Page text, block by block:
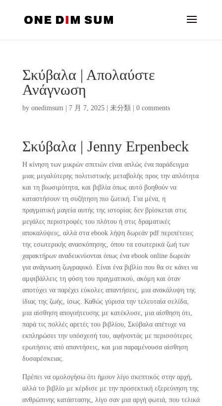
Σκύβαλα | Απολαύστε
Ανάγνωση
by onedimsum| 7 月 7, 2025| 未分類 0 comments
Σκύβαλα | Jenny Erpenbeck
Η κίνηση των μικρών σπιτιών είναι απλώς ένα παράδειγμα
μιας μεγαλύτερης πολιτιστικής μεταβολής προς την απλότητα
και τη βιωσιμότητα, και βιβλία όπως αυτό βοηθούν να
καταστήσουν τη συζήτηση πιο ζωτική. Για μένα, η
πραγματική μαγεία αυτής της ιστορίας δεν βρίσκεται στις
μεγάλες περιστροφές του πλότου ή στις δραματικές
αποκαλύψεις, αλλά στα ebook λήψη δωρεάν pdf περιπέτειες
της εσωτερικής ανασκόπησης, όπου τα εσωτερικά ζωή των
χαρακτήρων αναδεικνύονται όπως ένα ebook online δωρεάν
για ανάγνωση ζωγραφικό. Είναι ένα βιβλίο που θα σε κάνει να
αμφιβάλλεις τη φύση του πραγματικού, ακόμη και όταν
αποτύχει να παρέχει εύκολες απαντήσεις, μια ανακάλυψη της
ίδιας της ζωής, ίσως. Καθώς γύρισα την τελευταία σελίδα,
μια αίσθηση απογοήτευσης με κατέκλυσε, μια αίσθηση ότι,
παρά τις πολλές αρετές του βιβλίου, Σκύβαλα απέτυχε να
εκπληρώσει την υπόσχεσή του, αφήνοντάς με περισσότερες
ερωτήσεις από απαντήσεις, και μια παραμένουσα αίσθηση
δυσαρέσκειας.
Πρέπει να ομολογήσω ότι ήμουν λίγο σκεπτικός στην αρχή,
αλλά το βιβλίο με κέρδισε με την προσεκτική εξερεύνηση της
ανθρώπινης κατάστασης, λίγο σαν μια αργή φωτιά, που τελικά